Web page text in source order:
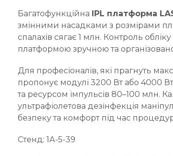
Багатофункційна IPL платформа
змінними насадками з розмірами
спалахів сягає 1 млн. Контроль
платформою зручною та
Для професіоналів, які прагнуть
пропонує модулі 3200 Вт або 4000
та ресурсом імпульсів 80–100 млн.
ультрафіолетова дезінфекція
безпеку та комфорт під час
Стенд: 1А-5-39